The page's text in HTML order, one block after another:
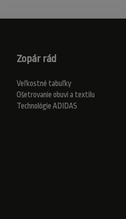
Zopár rád
Veľkostné tabuľky
Ošetrovanie obuvi a textilu
Technológie ADIDAS